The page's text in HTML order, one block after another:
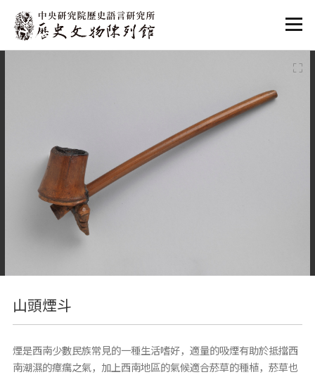
:::
山頭煙斗
煙是西南少數民族常見的一種生活嗜好，適量的吸煙有助於抵擋西
南潮濕的瘴癘之氣，加上西南地區的氣候適合菸草的種植，菸草也